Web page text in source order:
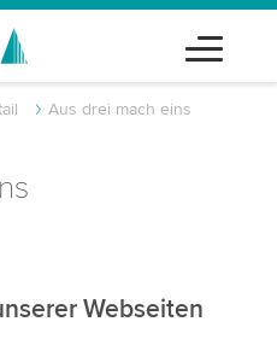
Aus drei mach eins
Webseiten